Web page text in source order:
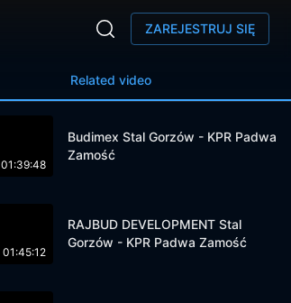
ZAREJESTRUJ SIĘ
Related video
01:39:48
Budimex Stal Gorzów - KPR Padwa
Zamość
01:45:12
RAJBUD DEVELOPMENT Stal
Gorzów - KPR Padwa Zamość